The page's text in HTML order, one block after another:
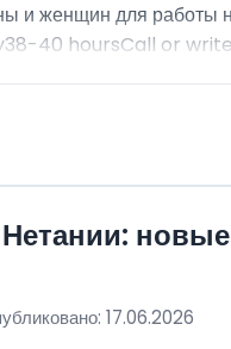
и женщин для работы
40 hoursCall or
17.06.2026